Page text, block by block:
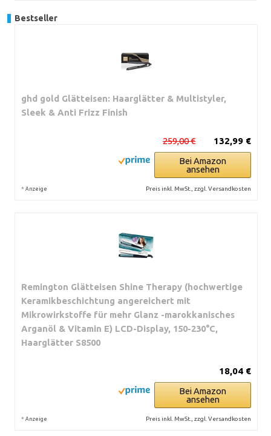
Bestseller
ghd gold Glätteisen: Haarglätter & Multistyler,
Sleek & Anti Frizz Finish
132,99 €
259,00 €
Bei Amazon
ansehen
* Anzeige Preis inkl. MwSt., zzgl. Versandkosten
Remington Glätteisen Shine Therapy (hochwertige
Keramikbeschichtung angereichert mit
Mikrowirkstoffe für mehr Glanz -marokkanisches
Arganöl & Vitamin E) LCD-Display, 150-230°C,
Haarglätter S8500
18,04 €
Bei Amazon
ansehen
* Anzeige Preis inkl. MwSt., zzgl. Versandkosten